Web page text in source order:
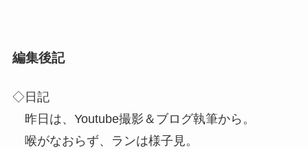
編集後記
◇日記
昨日は、Youtube撮影＆ブログ執筆から。
喉がなおらず、ランは様子見。